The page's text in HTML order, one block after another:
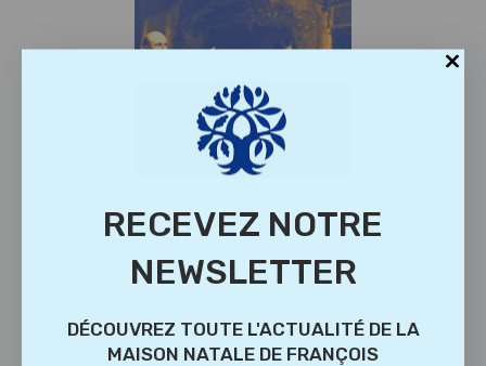
RECEVEZ NOTRE
NEWSLETTER
DÉCOUVREZ TOUTE L'ACTUALITÉ DE LA
MAISON NATALE DE FRANÇOIS